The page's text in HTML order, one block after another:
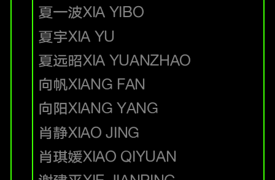
夏一波XIA YIBO
夏宇XIA YU
夏远昭XIA YUANZHAO
向帆XIANG FAN
向阳XIANG YANG
肖静XIAO JING
肖琪媛XIAO QIYUAN